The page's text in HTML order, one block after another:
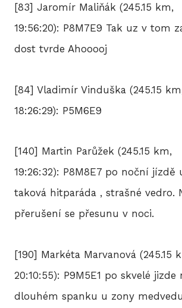
[83] Jaromír Maliňák (245.15 km,
19:56:20): P8M7E9 Tak uz v tom
dost tvrde Ahooooj
[84] Vladimír Vinduška (245.15
18:26:29): P5M6E9
[140] Martin Parůžek (245.15 km,
19:26:32): P8M8E7 po noční jízdě
taková hitparáda , strašné vedro.
přerušení se přesunu v noci.
[190] Markéta Marvanová (245.15
20:10:55): P9M5E1 po skvelé jizde
dlouhém spanku u zony